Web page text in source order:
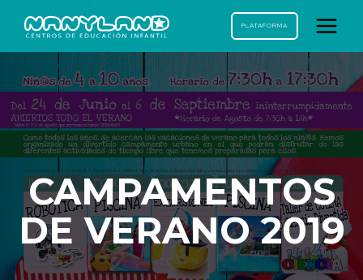
PLATAFORMA
CAMPAMENTOS
DE VERANO 2019